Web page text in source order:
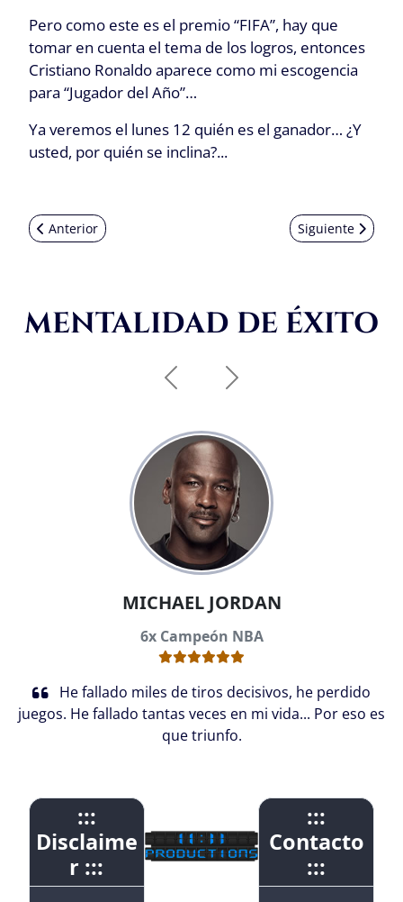
Pero como este es el premio “FIFA”, hay que
tomar en cuenta el tema de los logros, entonces
Cristiano Ronaldo aparece como mi escogencia
para “Jugador del Año”…
Ya veremos el lunes 12 quién es el ganador… ¿Y
usted, por quién se inclina?...
Artículo anterior: FIFA Mundial 2010: Mi Diario de Sudáfrica
Anterior Artículo
Siguiente
MENTALIDAD DE ÉXITO
AnteriorSiguiente
MICHAEL JORDAN
6x Campeón NBA
He fallado miles de tiros decisivos, he perdido
juegos. He fallado tantas veces en mi vida... Por eso es
que triunfo.
:::
Disclaime
r :::
:::
Contacto
:::